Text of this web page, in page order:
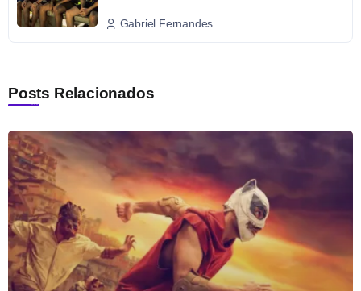
Gabriel Fernandes
Posts Relacionados